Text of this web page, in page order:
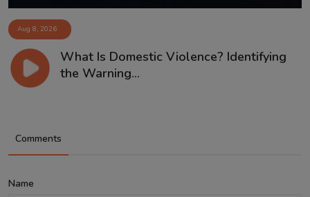
Aug 8, 2026
What Is Domestic Violence? Identifying
the Warning...
Comments
Name